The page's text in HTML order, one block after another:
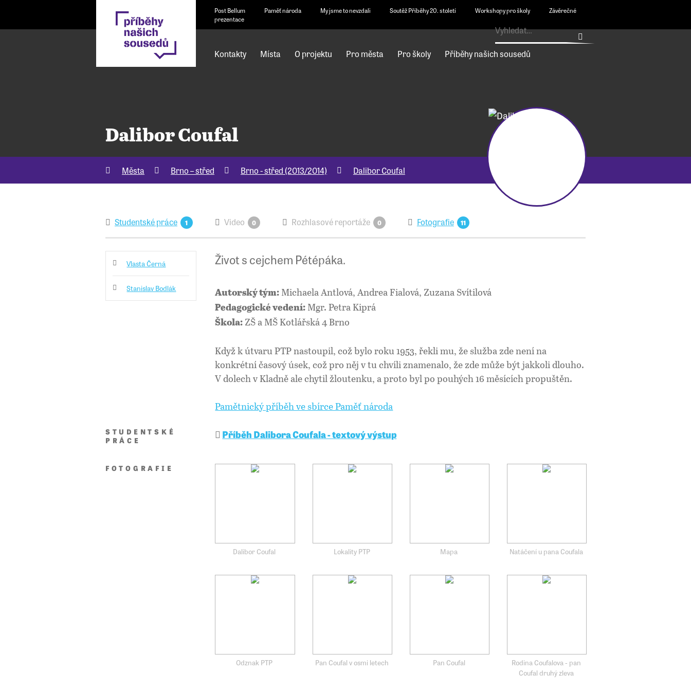
Post Bellum Paměť národa My jsme to nevzdali Soutěž Příběhy 20. století Workshopy pro školy
Závěrečné
prezentace
Kontakty Místa O projektu Pro města Pro školy Příběhy našich sousedů
Dalibor Coufal
Města Brno – střed Brno - střed (2013/2014) Dalibor Coufal
Studentské práce 1 Video 0 Rozhlasové reportáže 0 Fotografie 11
Vlasta Černá
Stanislav Bodlák
Život s cejchem Pétépáka.
Autorský tým: Michaela Antlová, Andrea Fialová, Zuzana Svítilová
Pedagogické vedení: Mgr. Petra Kiprá
Škola: ZŠ a MŠ Kotlářská 4 Brno
Když k útvaru PTP nastoupil, což bylo roku 1953, řekli mu, že služba zde není na
konkrétní časový úsek, což pro něj v tu chvíli znamenalo, že zde může být jakkoli dlouho.
V dolech v Kladně ale chytil žloutenku, a proto byl po pouhých 16 měsících propuštěn.
Pamětnický příběh ve sbírce Paměť národa
STUDENTSKÉ
PRÁCE
Příběh Dalibora Coufala - textový výstup
FOTOGRAFIE
Dalibor Coufal Lokality PTP Mapa Natáčení u pana Coufala
Odznak PTP Pan Coufal v osmi letech Pan Coufal
Rodina Coufalova - pan
Coufal druhý zleva